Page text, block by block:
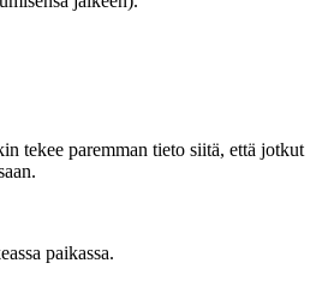
tekee paremman tieto siitä, että jotkut
paikassa.